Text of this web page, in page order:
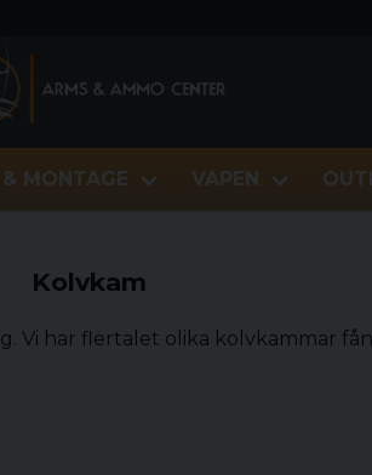
MONTAGE VAPEN
Kolvkam
Vi har flertalet olika kolvkammar